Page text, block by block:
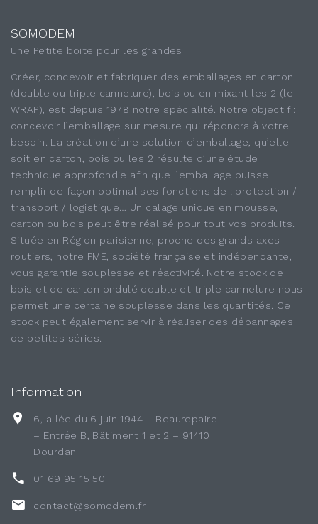
SOMODEM
Une Petite boite pour les grandes
Créer, concevoir et fabriquer des emballages en carton
(double ou triple cannelure), bois ou en mixant les 2 (le
WRAP), est depuis 1978 notre spécialité. Notre objectif :
concevoir l’emballage sur mesure qui répondra à votre
besoin. La création d’une solution d’emballage, qu’elle
soit en carton, bois ou les 2 résulte d’une étude
technique approfondie afin que l’emballage puisse
remplir de façon optimal ses fonctions de : protection /
transport / logistique… Un calage unique en mousse,
carton ou bois peut être réalisé pour tout vos produits.
Située en Région parisienne, proche des grands axes
routiers, notre PME, société française et indépendante,
vous garantie souplesse et réactivité. Notre stock de
bois et de carton ondulé double et triple cannelure nous
permet une certaine souplesse dans les quantités. Ce
stock peut également servir à réaliser des dépannages
de petites séries.
Information
6, allée du 6 juin 1944 – Beaurepaire
– Entrée B, Bâtiment 1 et 2 – 91410
Dourdan
01 69 95 15 50
contact@somodem.fr